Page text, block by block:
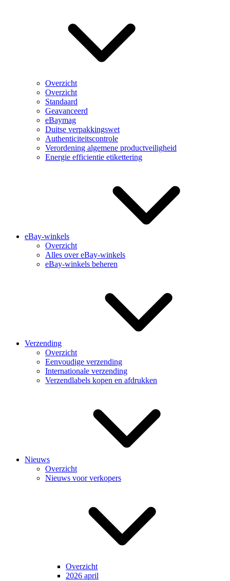
Overzicht
Overzicht
Standaard
Geavanceerd
eBaymag
Duitse verpakkingswet
Authenticiteitscontrole
Verordening algemene productveiligheid
Energie efficientie etikettering
eBay-winkels
Overzicht
Alles over eBay-winkels
eBay-winkels beheren
Verzending
Overzicht
Eenvoudige verzending
Internationale verzending
Verzendlabels kopen en afdrukken
Nieuws
Overzicht
Nieuws voor verkopers
Overzicht
2026 april